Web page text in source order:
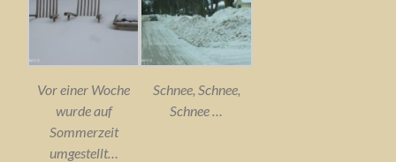
Vor einer Woche
wurde auf
Sommerzeit
umgestellt…
Schnee, Schnee,
Schnee …